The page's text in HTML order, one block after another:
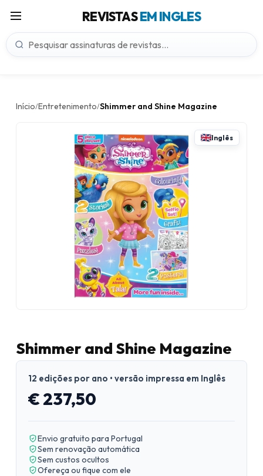
REVISTASEM INGLES
Início/Entretenimento/Shimmer and Shine Magazine
Inglês
Shimmer and Shine Magazine
12 edições por ano • versão impressa em Inglês
€ 237,50
Envio gratuito para Portugal
Sem renovação automática
Sem custos ocultos
Ofereça ou fique com ele